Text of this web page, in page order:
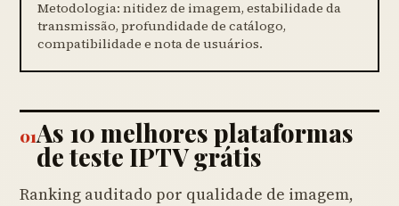
Metodologia: nitidez de imagem, estabilidade da
transmissão, profundidade de catálogo,
compatibilidade e nota de usuários.
01As 10 melhores plataformas
de teste IPTV grátis
Ranking auditado por qualidade de imagem,